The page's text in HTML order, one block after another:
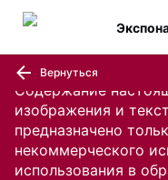
Содержание
изображения и
предназначено
некоммерческого
использования в
Вернуться